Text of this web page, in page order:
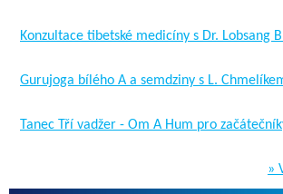
Konzultace tibetské medicíny s Dr. Lobsang
Gurujoga bílého A a semdziny s L.
Tanec Tří vadžer - Om A Hum pro
»